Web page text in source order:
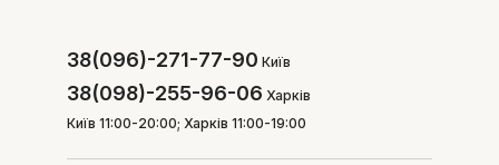
38(096)-271-77-90 Київ
38(098)-255-96-06 Харків
Київ 11:00-20:00; Харків 11:00-19:00